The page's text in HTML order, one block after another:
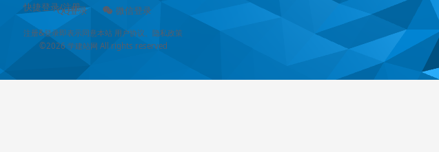
快捷登录/注册
QQ登录 微信登录
注册&登录即表示同意本站 用户协议、 隐私政策
©2026 学建站网 All rights reserved